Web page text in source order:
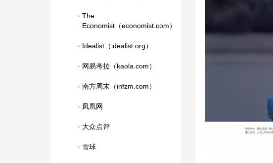
The
Economist（economist.com）
Idealist（idealist.org）
网易考拉（kaola.com）
南方周末（infzm.com）
凤凰网
大众点评
雪球